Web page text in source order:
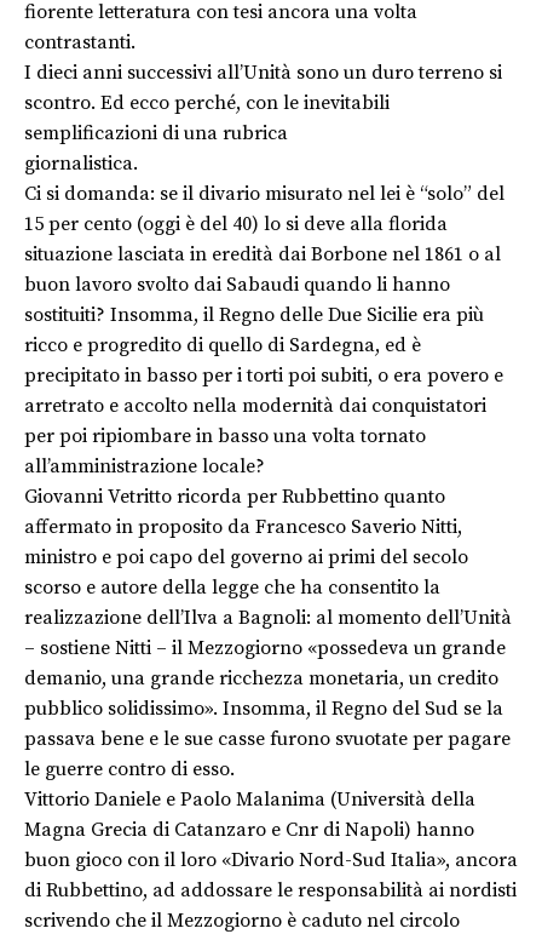
fiorente letteratura con tesi ancora una volta
contrastanti.
I dieci anni successivi all’Unità sono un duro terreno si
scontro. Ed ecco perché, con le inevitabili
semplificazioni di una rubrica
giornalistica.
Ci si domanda: se il divario misurato nel lei è “solo” del
15 per cento (oggi è del 40) lo si deve alla florida
situazione lasciata in eredità dai Borbone nel 1861 o al
buon lavoro svolto dai Sabaudi quando li hanno
sostituiti? Insomma, il Regno delle Due Sicilie era più
ricco e progredito di quello di Sardegna, ed è
precipitato in basso per i torti poi subiti, o era povero e
arretrato e accolto nella modernità dai conquistatori
per poi ripiombare in basso una volta tornato
all’amministrazione locale?
Giovanni Vetritto ricorda per Rubbettino quanto
affermato in proposito da Francesco Saverio Nitti,
ministro e poi capo del governo ai primi del secolo
scorso e autore della legge che ha consentito la
realizzazione dell’Ilva a Bagnoli: al momento dell’Unità
– sostiene Nitti – il Mezzogiorno «possedeva un grande
demanio, una grande ricchezza monetaria, un credito
pubblico solidissimo». Insomma, il Regno del Sud se la
passava bene e le sue casse furono svuotate per pagare
le guerre contro di esso.
Vittorio Daniele e Paolo Malanima (Università della
Magna Grecia di Catanzaro e Cnr di Napoli) hanno
buon gioco con il loro «Divario Nord-Sud Italia», ancora
di Rubbettino, ad addossare le responsabilità ai nordisti
scrivendo che il Mezzogiorno è caduto nel circolo